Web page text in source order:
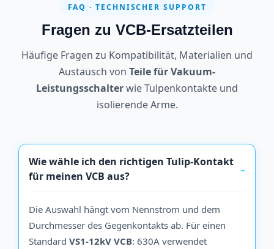
FAQ · TECHNISCHER SUPPORT
Fragen zu VCB-Ersatzteilen
Häufige Fragen zu Kompatibilität, Materialien und
Austausch von Teile für Vakuum-
Leistungsschalterwie Tulpenkontakte und
isolierende Arme.
Wie wähle ich den richtigen Tulip-Kontakt
für meinen VCB aus?
Die Auswahl hängt vom Nennstrom und dem
Durchmesser des Gegenkontakts ab. Für einen
StandardVS1-12kV VCB: 630A verwendet